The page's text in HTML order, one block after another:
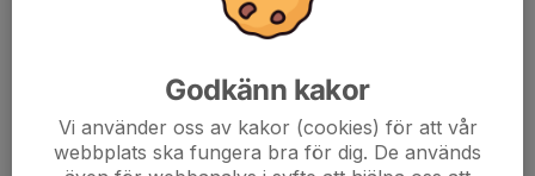
Godkänn kakor
Vi använder oss av kakor (cookies) för att vår
webbplats ska fungera bra för dig. De används